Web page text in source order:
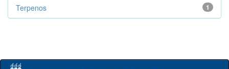
1
Terpenos